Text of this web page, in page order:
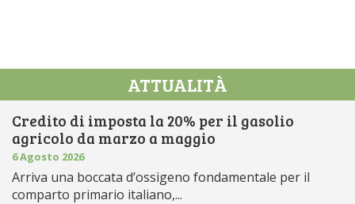
ATTUALITÀ
Credito di imposta la 20% per il gasolio
agricolo da marzo a maggio
6 Agosto 2026
Arriva una boccata d’ossigeno fondamentale per il
comparto primario italiano,...